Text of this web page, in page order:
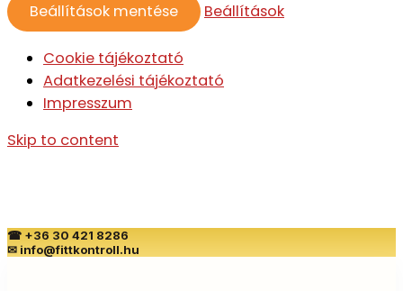
Beállítások mentése
Beállítások
Cookie tájékoztató
Adatkezelési tájékoztató
Impresszum
Skip to content
☎ +36 30 421 8286
✉ info@fittkontroll.hu